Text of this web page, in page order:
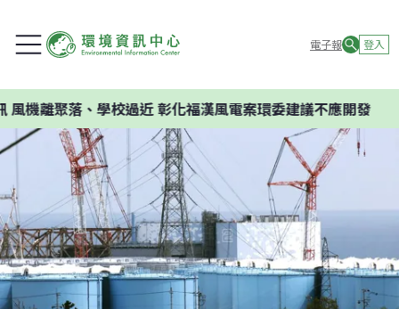
電子報 登入
彰化福漢風電案環委建議不應開發